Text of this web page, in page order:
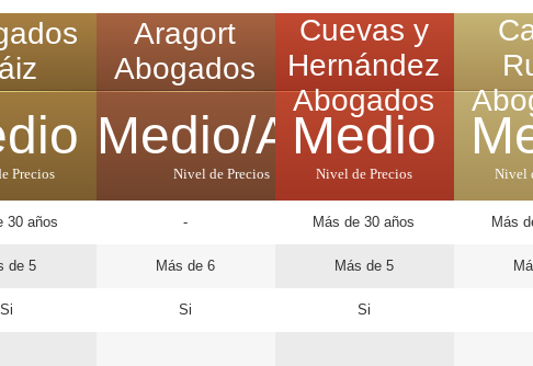
Precios
30 años
de 5
Si
Aragort
Abogados
Medio/Alto
Nivel de Precios
-
Más de 6
Si
Cuevas y
Hernández
Abogados
Medio
Nivel de Precios
Más de 30 años
Más de 5
Si
Nivel
Más